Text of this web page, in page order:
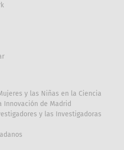
y las Niñas en la Ciencia
Innovación de Madrid
y las Investigadoras